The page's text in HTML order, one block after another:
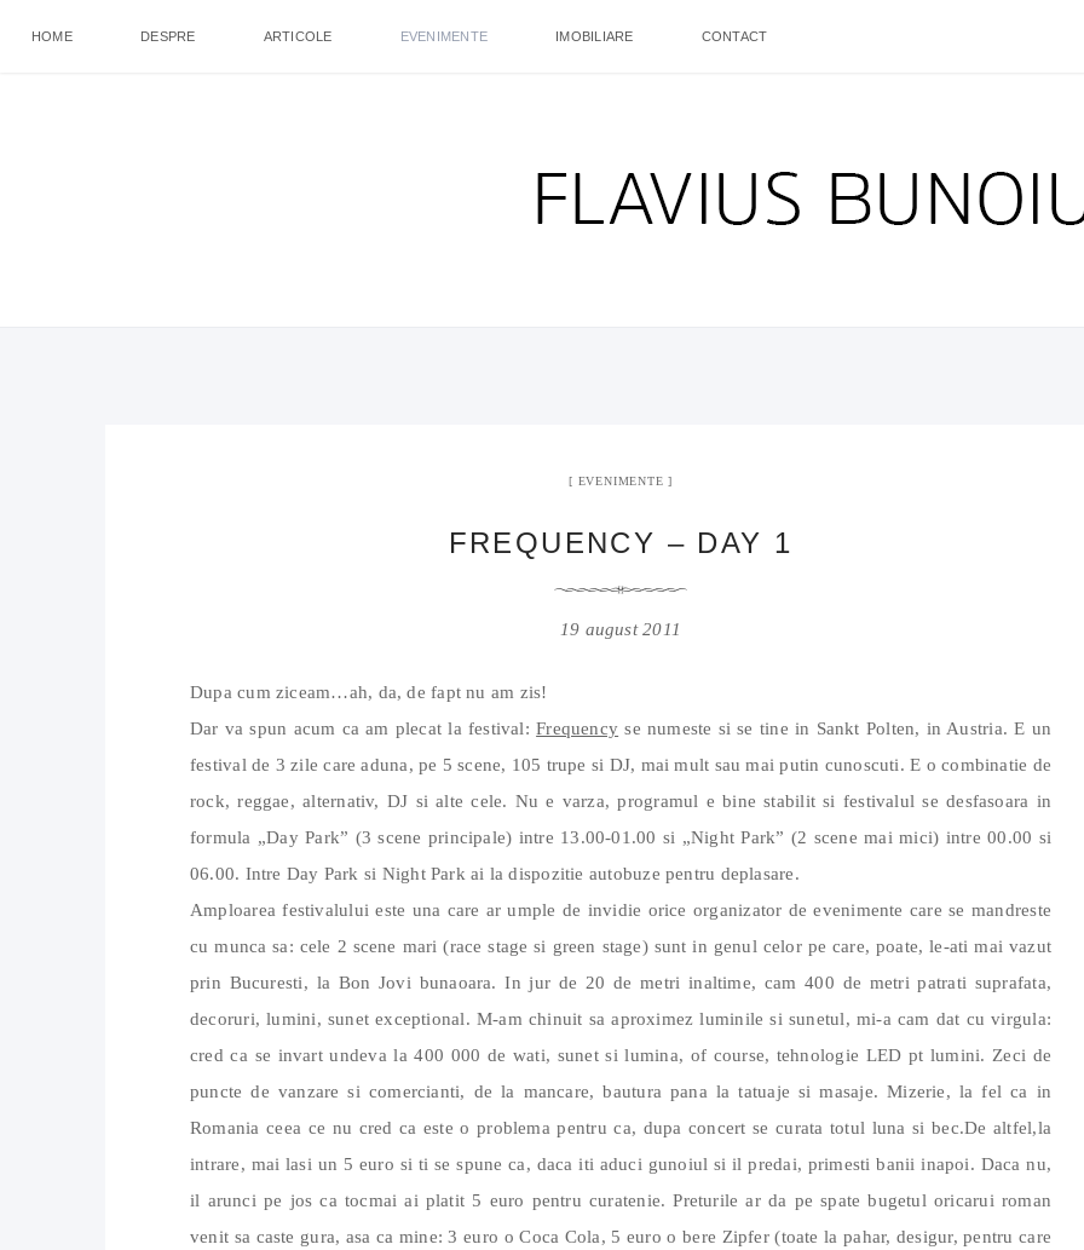
HOME DESPRE ARTICOLE EVENIMENTE IMOBILIARE CONTACT
EVENIMENTE
FREQUENCY – DAY 1
19 august 2011
Dupa cum ziceam…ah, da, de fapt nu am zis!
Dar va spun acum ca am plecat la festival:Frequency se numeste si se tine in Sankt Polten, in Austria. E un
festival de 3 zile care aduna, pe 5 scene, 105 trupe si DJ, mai mult sau mai putin cunoscuti. E o combinatie de
rock, reggae, alternativ, DJ si alte cele. Nu e varza, programul e bine stabilit si festivalul se desfasoara in
formula „Day Park” (3 scene principale) intre 13.00-01.00 si „Night Park” (2 scene mai mici) intre 00.00 si
06.00. Intre Day Park si Night Park ai la dispozitie autobuze pentru deplasare.
Amploarea festivalului este una care ar umple de invidie orice organizator de evenimente care se mandreste
cu munca sa: cele 2 scene mari (race stage si green stage) sunt in genul celor pe care, poate, le-ati mai vazut
prin Bucuresti, la Bon Jovi bunaoara. In jur de 20 de metri inaltime, cam 400 de metri patrati suprafata,
decoruri, lumini, sunet exceptional. M-am chinuit sa aproximez luminile si sunetul, mi-a cam dat cu virgula:
cred ca se invart undeva la 400 000 de wati, sunet si lumina, of course, tehnologie LED pt lumini. Zeci de
puncte de vanzare si comercianti, de la mancare, bautura pana la tatuaje si masaje. Mizerie, la fel ca in
Romania ceea ce nu cred ca este o problema pentru ca, dupa concert se curata totul luna si bec.De altfel,la
intrare, mai lasi un 5 euro si ti se spune ca, daca iti aduci gunoiul si il predai, primesti banii inapoi. Daca nu,
il arunci pe jos ca tocmai ai platit 5 euro pentru curatenie. Preturile ar da pe spate bugetul oricarui roman
venit sa caste gura, asa ca mine: 3 euro o Coca Cola, 5 euro o bere Zipfer (toate la pahar, desigur, pentru care